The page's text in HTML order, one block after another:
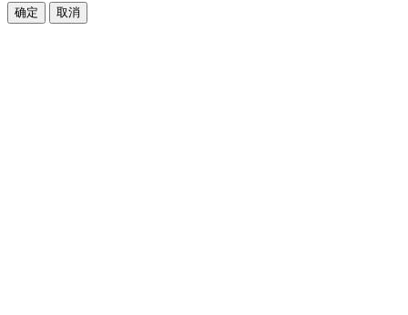
确定 取消